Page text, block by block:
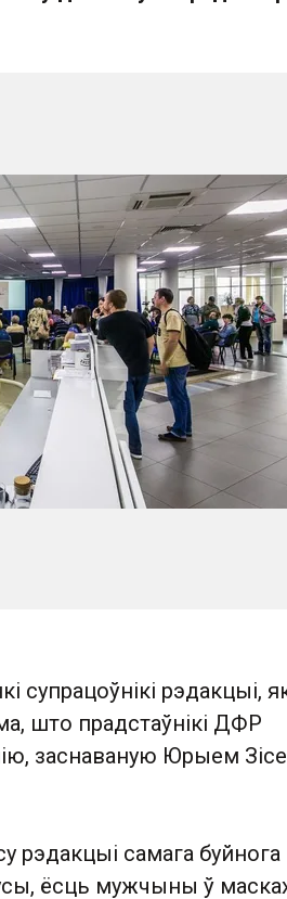
супрацоўнікі рэдакцыі,
што прадстаўнікі ДФР
заснаваную Юрыем
рэдакцыі самага буйнога
ёсць мужчыны ў